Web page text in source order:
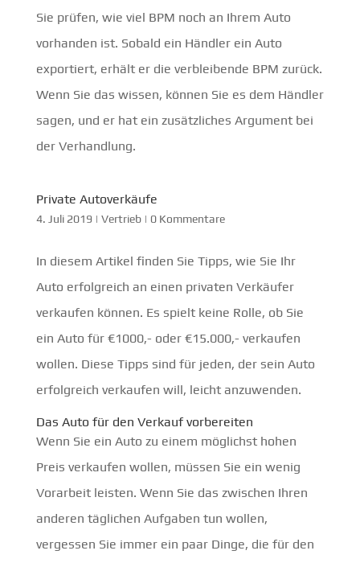
Sie prüfen, wie viel BPM noch an Ihrem Auto
vorhanden ist. Sobald ein Händler ein Auto
exportiert, erhält er die verbleibende BPM zurück.
Wenn Sie das wissen, können Sie es dem Händler
sagen, und er hat ein zusätzliches Argument bei
der Verhandlung.
Private Autoverkäufe
4. Juli 2019 | Vertrieb| 0 Kommentare
In diesem Artikel finden Sie Tipps, wie Sie Ihr
Auto erfolgreich an einen privaten Verkäufer
verkaufen können. Es spielt keine Rolle, ob Sie
ein Auto für €1000,- oder €15.000,- verkaufen
wollen. Diese Tipps sind für jeden, der sein Auto
erfolgreich verkaufen will, leicht anzuwenden.
Das Auto für den Verkauf vorbereiten
Wenn Sie ein Auto zu einem möglichst hohen
Preis verkaufen wollen, müssen Sie ein wenig
Vorarbeit leisten. Wenn Sie das zwischen Ihren
anderen täglichen Aufgaben tun wollen,
vergessen Sie immer ein paar Dinge, die für den